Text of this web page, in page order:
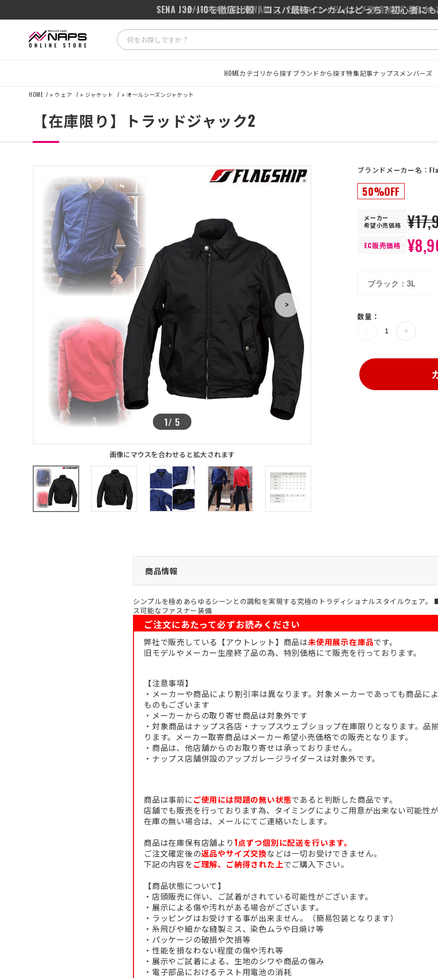
SENA J30/J10を徹底比較｜コスパ最強インカムはどっち？初心者に
HOMEカテゴリから探すブランドから探す特集記事ナップスメンバーズ
HOME » ウェア » ジャケット » オールシーズンジャケット
【在庫限り】トラッドジャック2
1/ 5
>
画像にマウスを合わせると拡大されます
ブランドメーカー名：
50%OFF
メーカー
希望小売価格
EC販売価格
数量：
商品情報
シンプルを極めあらゆるシーンとの調和を実現する究極のトラディショナルスタイルウェア。
ス可能なファスナー装備
ご注文にあたって必ずお読みください
弊社で販売している【アウトレット】商品は未使用展示在庫品です。
旧モデルやメーカー生産終了品の為、特別価格にて販売を行っております。
【注意事項】
・メーカーや商品により割引率は異なります。対象メーカーであっても商品に
ものもございます
・メーカーからの取り寄せ商品は対象外です
・対象商品はナップス各店・ナップスウェブショップ在庫限りとなります。品
ります。メーカー取寄商品はメーカー希望小売価格での販売となります。
・商品は、他店舗からのお取り寄せは承っておりません。
・ナップス店舗併設のアップガレージライダースは対象外です。
商品は事前にご使用には問題の無い状態であると判断した商品です。
店舗でも販売を行っております為、タイミングによりご用意が出来ない可能性が
在庫の無い場合は、メールにてご連絡いたします。
商品は在庫保有店舗より 1点ずつ個別に配送を行います。
ご注文確定後の返品やサイズ交換などは一切お受けできません。
下記の内容を ご理解、ご納得された上でご購入下さい。
【商品状態について】
・店頭販売に伴い、ご試着がされている可能性がございます。
・展示による傷や汚れがある場合がございます。
・ラッピングはお受けする事が出来ません。（簡易包装となります）
・糸飛びや細かな縫製ミス、染色ムラや日焼け等
・パッケージの破損や欠損等
・性能を損なわない程度の傷や汚れ等
・展示やご試着による、生地のシワや商品の傷み
・電子部品におけるテスト用電池の消耗